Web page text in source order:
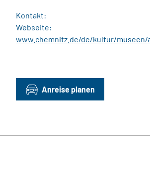
Kontakt:
Webseite:
www.chemnitz.de/de/kultur/
Anreise planen